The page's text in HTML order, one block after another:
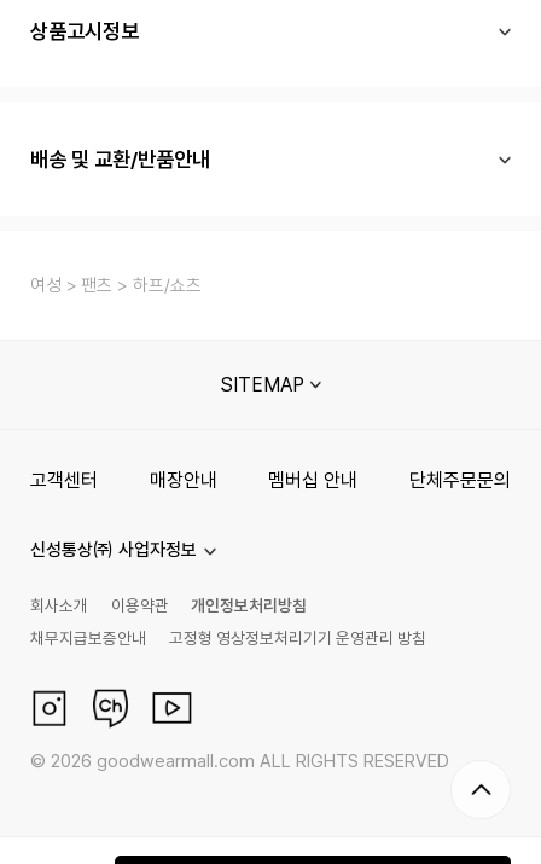
상품고시정보
배송 및 교환/반품안내
여성 팬츠 하프/쇼츠
SITEMAP
고객센터 매장안내 멤버십 안내 단체주문문의
신성통상㈜ 사업자정보
회사소개 이용약관
개인정보처리방침
채무지급보증안내
고정형 영상정보처리기기 운영관리 방침
© 2026 goodwearmall.com ALL RIGHTS RESERVED